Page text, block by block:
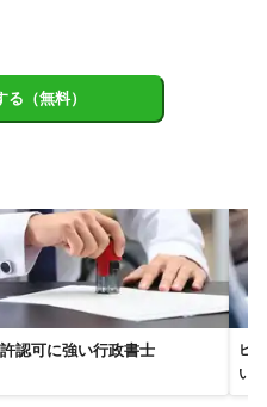
渋谷区
江東区
新宿区 狛江市
区 小金井市
西東京市
国分寺市
小平市
町田市 日野市
立川市
福生市
瑞穂町
日の出町
青梅市
（無料）
許認可に強い行政書士
ビ
い